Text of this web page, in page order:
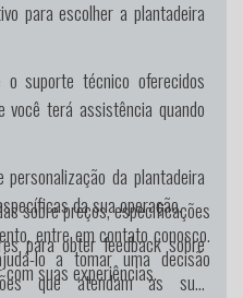
para escolher a plantadeira
suporte técnico oferecidos
você terá assistência quando
da plantadeira
da sua operação.
para obter feedback sobre
suas experiências.
sobre preços, especificações
entre em contato conosco.
lo a tomar uma decisão
que atendam às suas